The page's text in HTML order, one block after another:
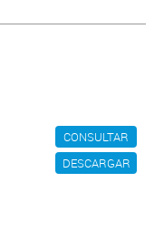
CONSULTAR
DESCARGAR